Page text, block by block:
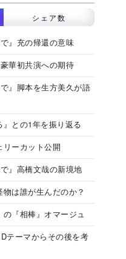
シェア数
』充の帰還の意味
華初共演への期待
』脚本を生方美久が語
』との1年を振り返る
ーカット公開
』高橋文哉の新境地
物は誰が生んだのか？
『相棒』オマージュ
テーマからその後を考